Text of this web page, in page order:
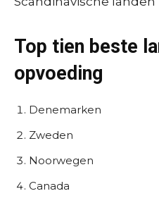
Top tien beste
opvoeding
Denemarken
Zweden
Noorwegen
Canada